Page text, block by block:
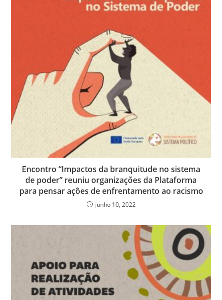
Encontro “Impactos da branquitude no sistema
de poder” reuniu organizações da Plataforma
para pensar ações de enfrentamento ao racismo
junho 10, 2022